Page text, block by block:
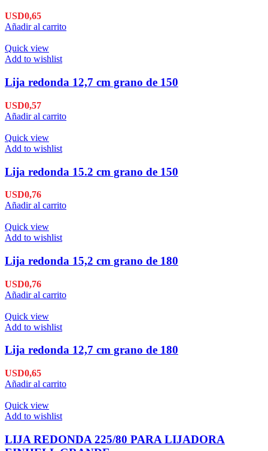
USD0,65
Añadir al carrito
Quick view
Add to wishlist
Lija redonda 12,7 cm grano de 150
USD0,57
Añadir al carrito
Quick view
Add to wishlist
Lija redonda 15.2 cm grano de 150
USD0,76
Añadir al carrito
Quick view
Add to wishlist
Lija redonda 15,2 cm grano de 180
USD0,76
Añadir al carrito
Quick view
Add to wishlist
Lija redonda 12,7 cm grano de 180
USD0,65
Añadir al carrito
Quick view
Add to wishlist
LIJA REDONDA 225/80 PARA LIJADORA